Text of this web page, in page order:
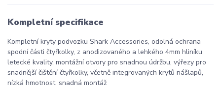
Kompletní specifikace
Kompletní kryty podvozku Shark Accessories, odolná ochrana
spodní části čtyřkolky, z anodizovaného a lehkého 4mm hliníku
letecké kvality, montážní otvory pro snadnou údržbu, výřezy pro
snadnější čištění čtyřkolky, včetně integrovaných krytů nášlapů,
nízká hmotnost, snadná montáž